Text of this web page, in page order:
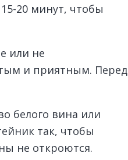
20 минут, чтобы
или не
и приятным. Перед
белого вина или
так, чтобы
не откроются.